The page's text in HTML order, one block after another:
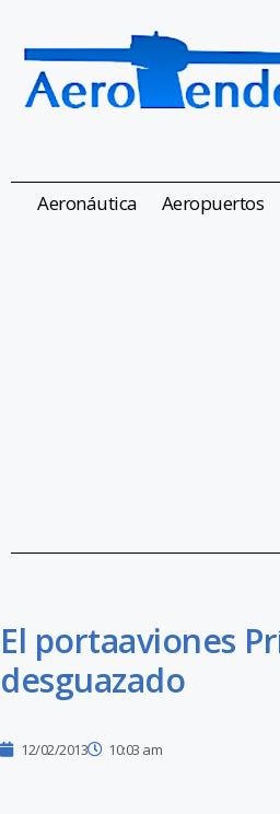
Aeronáutica Aeropuertos
El portaaviones
desguazado
12/02/2013 10:03 am